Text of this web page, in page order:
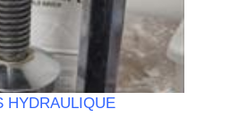
HYDRAULIQUE